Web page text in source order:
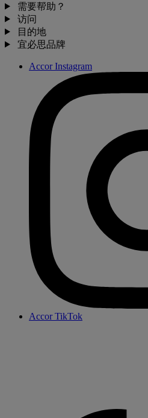
需要帮助？
访问
目的地
宜必思品牌
Accor Instagram
Accor TikTok